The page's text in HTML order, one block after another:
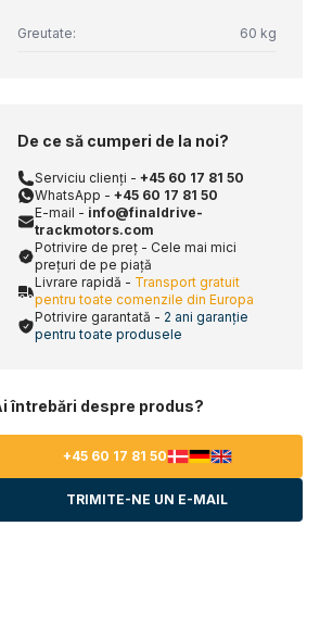
Greutate: 60 kg
De ce să cumperi de la noi?
Serviciu clienți - +45 60 17 81 50
WhatsApp - +45 60 17 81 50
E-mail - info@finaldrive-
trackmotors.com
Potrivire de preț - Cele mai mici
prețuri de pe piață
Livrare rapidă - Transport gratuit
pentru toate comenzile din Europa
Potrivire garantată - 2 ani garanție
pentru toate produsele
întrebări despre produs?
+45 60 17 81 50
TRIMITE-NE UN E-MAIL